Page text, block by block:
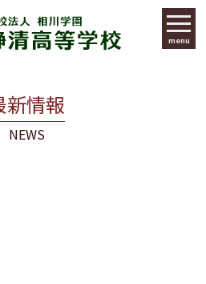
menu
新情報
NEWS